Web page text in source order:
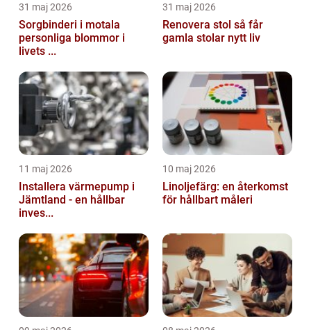
31 maj 2026
Sorgbinderi i motala
personliga blommor i
livets ...
31 maj 2026
Renovera stol så får
gamla stolar nytt liv
11 maj 2026
Installera värmepump i
Jämtland - en hållbar
inves...
10 maj 2026
Linoljefärg: en återkomst
för hållbart måleri